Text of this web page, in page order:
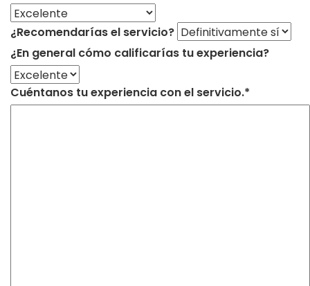
¿Recomendarías el servicio?
¿En general cómo calificarías tu experiencia?
Cuéntanos tu experiencia con el servicio.*